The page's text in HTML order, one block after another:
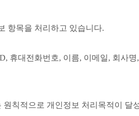
항목을 처리하고 있습니다.
휴대전화번호, 이름, 이메일, 회사
칙적으로 개인정보 처리목적이 달